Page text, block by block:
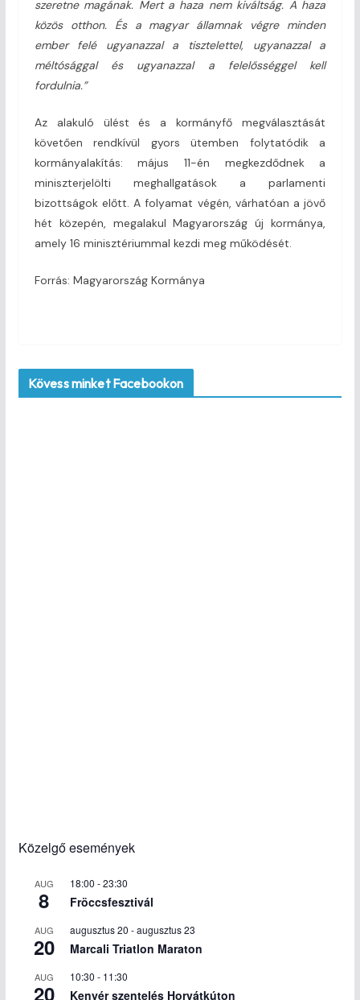
szeretne magának. Mert a haza nem kiváltság. A haza
közös otthon. És a magyar államnak végre minden
ember felé ugyanazzal a tisztelettel, ugyanazzal a
méltósággal és ugyanazzal a felelősséggel kell
fordulnia.”
Az alakuló ülést és a kormányfő megválasztását
követően rendkívül gyors ütemben folytatódik a
kormányalakítás: május 11-én megkezdődnek a
miniszterjelölti meghallgatások a parlamenti
bizottságok előtt. A folyamat végén, várhatóan a jövő
hét közepén, megalakul Magyarország új kormánya,
amely 16 minisztériummal kezdi meg működését.
Forrás: Magyarország Kormánya
Kövess minket Facebookon
Közelgő események
AUG
8
18:00 -23:30
Fröccsfesztivál
AUG
20
augusztus 20 -augusztus 23
Marcali Triatlon Maraton
AUG
20
10:30 - 11:30
Kenyér szentelés Horvátkúton